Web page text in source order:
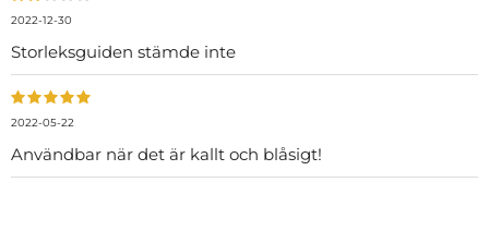
2022-12-30
Storleksguiden stämde inte
2022-05-22
Användbar när det är kallt och blåsigt!